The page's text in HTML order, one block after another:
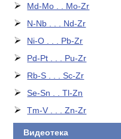
Md-Mo . . Mo-Zr
N-Nb . . . Nd-Zr
Ni-O . . . Pb-Zr
Pd-Pt . . . Pu-Zr
Rb-S . . . Sc-Zr
Se-Sn . . Tl-Zn
Tm-V . . . Zn-Zr
Видеотека